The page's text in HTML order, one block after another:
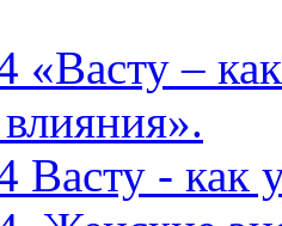
«Васту –
Васту - как